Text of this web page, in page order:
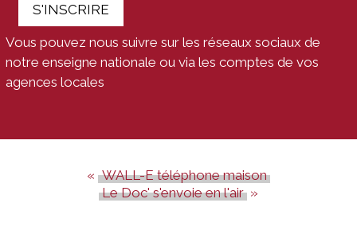
S'INSCRIRE
Vous pouvez nous suivre sur les réseaux sociaux de
notre enseigne nationale ou via les comptes de vos
agences locales
WALL-E téléphone maison
Le Doc' s'envoie en l'air